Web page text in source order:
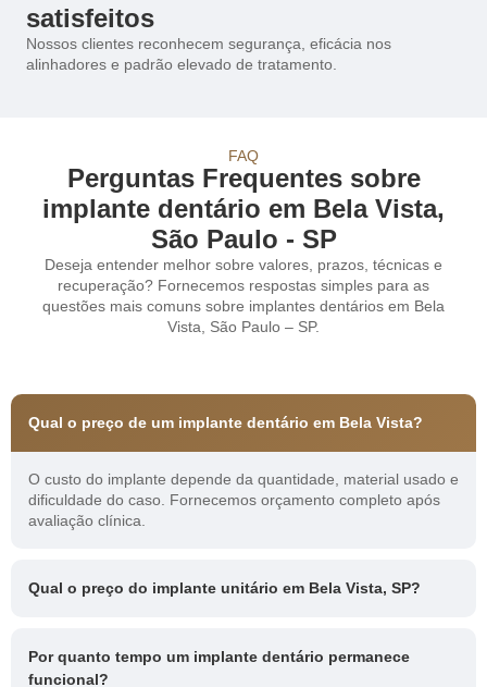
satisfeitos
Nossos clientes reconhecem segurança, eficácia nos
alinhadores e padrão elevado de tratamento.
FAQ
Perguntas Frequentes sobre
implante dentário em Bela Vista,
São Paulo - SP
Deseja entender melhor sobre valores, prazos, técnicas e
recuperação? Fornecemos respostas simples para as
questões mais comuns sobre implantes dentários em Bela
Vista, São Paulo – SP.
Qual o preço de um implante dentário em Bela Vista?
O custo do implante depende da quantidade, material usado e
dificuldade do caso. Fornecemos orçamento completo após
avaliação clínica.
Qual o preço do implante unitário em Bela Vista, SP?
Por quanto tempo um implante dentário permanece
funcional?